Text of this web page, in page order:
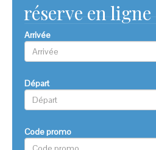
réserve en ligne
Arrivée
Départ
Code promo